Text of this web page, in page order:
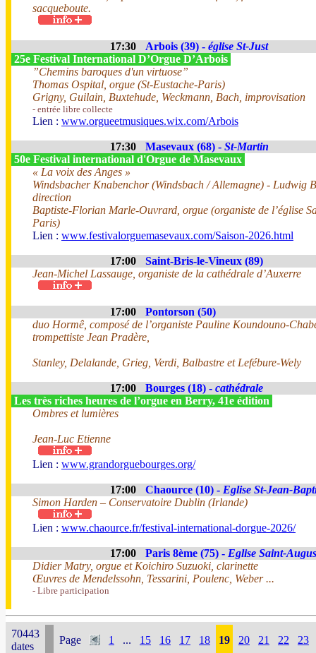
sacqueboute.
17:30 Arbois (39) - église St-Just
25e Festival International D’Orgue D’Arbois
”Chemins baroques d'un virtuose”
Thomas Ospital, orgue (St-Eustache-Paris)
Grigny, Guilain, Buxtehude, Weckmann, Bach, improvisation
- entrée libre collecte
Lien : www.orgueetmusiques.wix.com/Arbois
17:30 Masevaux (68) - St-Martin
50e Festival international d'Orgue de Masevaux
« La voix des Anges »
Windsbacher Knabenchor (Windsbach / Allemagne) - Ludwig
direction
Baptiste-Florian Marle-Ouvrard, orgue (organiste de l’église
Paris)
Lien : www.festivalorguemasevaux.com/Saison-2026.html
17:00
Saint-Bris-le-Vineux (89)
Jean-Michel Lassauge, organiste de la cathédrale d’Auxerre
17:00
Pontorson (50)
duo Hormê, composé de l’organiste Pauline Koundouno-
trompettiste Jean Pradère,
Stanley, Delalande, Grieg, Verdi, Balbastre et Lefébure-Wely
17:00 Bourges (18) - cathédrale
Les très riches heures de l’orgue en Berry, 41e édition
Ombres et lumières
Jean-Luc Etienne
Lien : www.grandorguebourges.org/
17:00 Chaource (10) - Eglise St-Jean-
Simon Harden – Conservatoire Dublin (Irlande)
Lien : www.chaource.fr/festival-international-dorgue-2026/
17:00 Paris 8ème (75) - Eglise Saint-
Didier Matry, orgue et Koichiro Suzuoki, clarinette
Œuvres de Mendelssohn, Tessarini, Poulenc, Weber ...
- Libre participation
70443
dates
Page 1 ... 15 16 17 18 19 20 21 22 23